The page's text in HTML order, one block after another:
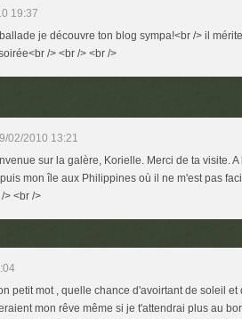
19:37
je découvre ton blog sympa!<br /> il
/> <br /> <br />
02/2010 13:21
sur la galère, Korielle. Merci de ta visite.
mon île aux Philippines où il ne m'est pas
> <br />
petit mot , quelle chance d'avoirtant de soleil
mon rêve même si je t'attendrai plus au